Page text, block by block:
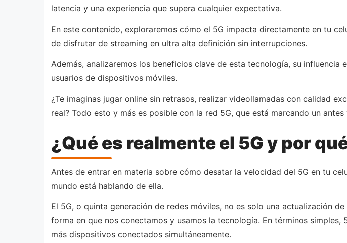
latencia y una experiencia que supera cualquier expectativa.
En este contenido, exploraremos cómo el 5G impacta directamente en tu
de disfrutar de streaming en ultra alta definición sin interrupciones.
Además, analizaremos los beneficios clave de esta tecnología, su
usuarios de dispositivos móviles.
¿Te imaginas jugar online sin retrasos, realizar videollamadas con calidad
real? Todo esto y más es posible con la red 5G, que está marcando un
¿Qué es realmente el 5G y por
Antes de entrar en materia sobre cómo desatar la velocidad del 5G en tu
mundo está hablando de ella.
El 5G, o quinta generación de redes móviles, no es solo una actualización
forma en que nos conectamos y usamos la tecnología. En términos
más dispositivos conectados simultáneamente.